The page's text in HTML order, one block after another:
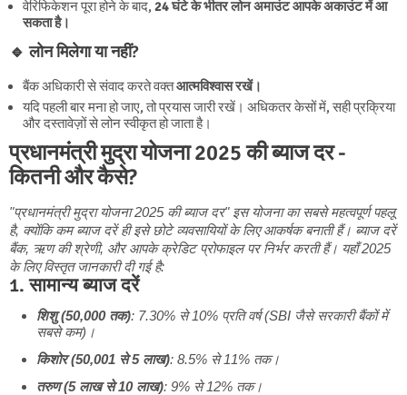
वेरिफिकेशन पूरा होने के बाद, 24 घंटे के भीतर लोन अमाउंट आपके अकाउंट में आ
सकता है।
🔹 लोन मिलेगा या नहीं?
बैंक अधिकारी से संवाद करते वक्तआत्मविश्वास रखें।
यदि पहली बार मना हो जाए, तो प्रयास जारी रखें। अधिकतर केसों में, सही प्रक्रिया
और दस्तावेज़ों से लोन स्वीकृत हो जाता है।
प्रधानमंत्री मुद्रा योजना 2025 की ब्याज दर -
कितनी और कैसे?
"प्रधानमंत्री मुद्रा योजना 2025 की ब्याज दर" इस योजना का सबसे महत्वपूर्ण पहलू
है, क्योंकि कम ब्याज दरें ही इसे छोटे व्यवसायियों के लिए आकर्षक बनाती हैं। ब्याज दरें
बैंक, ऋण की श्रेणी, और आपके क्रेडिट प्रोफाइल पर निर्भर करती हैं। यहाँ 2025
के लिए विस्तृत जानकारी दी गई है:
1. सामान्य ब्याज दरें
शिशु (50,000 तक): 7.30% से 10% प्रति वर्ष (SBI जैसे सरकारी बैंकों में
सबसे कम)।
किशोर (50,001 से 5 लाख): 8.5% से 11% तक।
तरुण (5 लाख से 10 लाख): 9% से 12% तक।